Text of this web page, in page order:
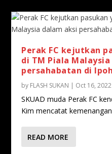
Perak FC kejutkan
di TM Piala
persahabatan di Ipoh
by FLASH SUKAN | Oct 16, 2022
SKUAD muda Perak FC
Kim mencatat
READ MORE